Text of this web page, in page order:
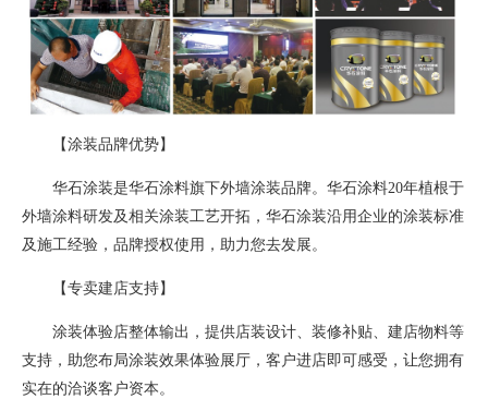
【涂装品牌优势】
华石涂装是华石涂料旗下外墙涂装品牌。华石涂料20年植根于
外墙涂料研发及相关涂装工艺开拓，华石涂装沿用企业的涂装标准
及施工经验，品牌授权使用，助力您去发展。
【专卖建店支持】
涂装体验店整体输出，提供店装设计、装修补贴、建店物料等
支持，助您布局涂装效果体验展厅，客户进店即可感受，让您拥有
实在的洽谈客户资本。